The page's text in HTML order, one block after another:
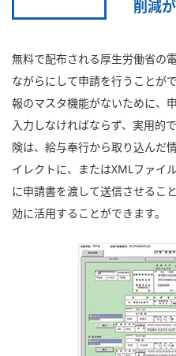
削減
無料で配布される厚生労働省の
ながらにして申請を行うことが
報のマスタ機能がないために、
入力しなければならず、実用的
険は、給与奉行から取り込んだ
イレクトに、またはXMLファイ
に申請書を渡して送信させるこ
効に活用することができます。